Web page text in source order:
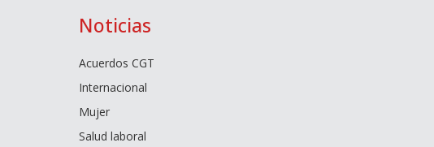
Noticias
Acuerdos CGT
Internacional
Mujer
Salud laboral